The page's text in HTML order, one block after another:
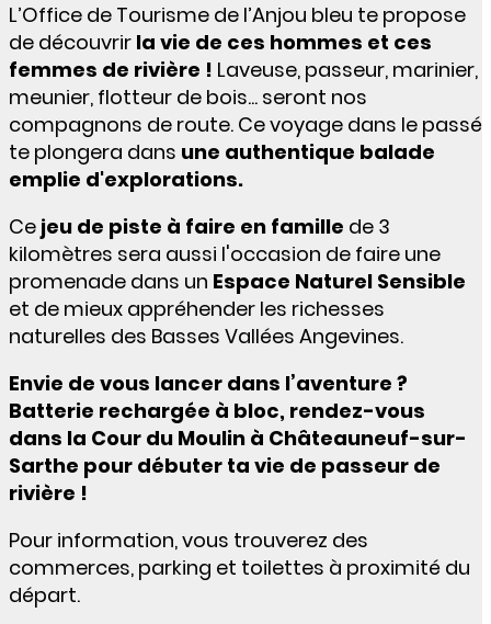
L’Office de Tourisme de l’Anjou bleu te propose
de découvrir la vie de ces hommes et ces
femmes de rivière ! Laveuse, passeur, marinier,
meunier, flotteur de bois... seront nos
compagnons de route. Ce voyage dans le passé
te plongera dans une authentique balade
emplie d'explorations.
Ce jeu de piste à faire en famille de 3
kilomètres sera aussi l'occasion de faire une
promenade dans un Espace Naturel Sensible
et de mieux appréhender les richesses
naturelles des Basses Vallées Angevines.
Envie de vous lancer dans l’aventure ?
Batterie rechargée à bloc, rendez-vous
dans la Cour du Moulin à Châteauneuf-sur-
Sarthe pour débuter ta vie de passeur de
rivière !
Pour information, vous trouverez des
commerces, parking et toilettes à proximité du
départ.